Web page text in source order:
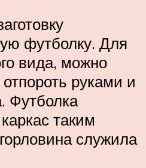
футболку. Для
вида, можно
руками и
Футболка
таким
служила